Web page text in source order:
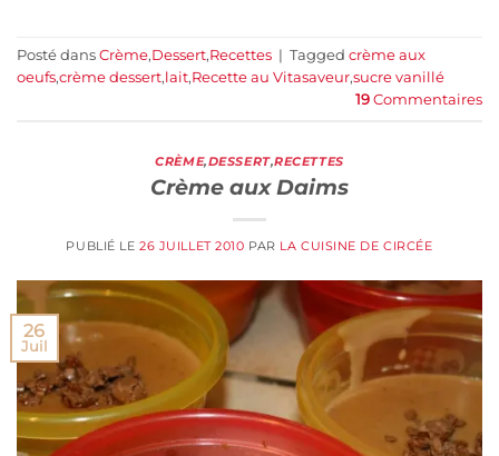
Posté dans Crème,Dessert,Recettes | Tagged crème aux
oeufs,crème dessert,lait,Recette au Vitasaveur,sucre vanillé
19 Commentaires
CRÈME,DESSERT,RECETTES
Crème aux Daims
PUBLIÉ LE26 JUILLET 2010 PAR LA CUISINE DE CIRCÉE
26
Juil